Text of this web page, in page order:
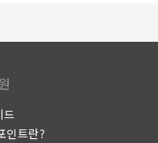
드
인트란?